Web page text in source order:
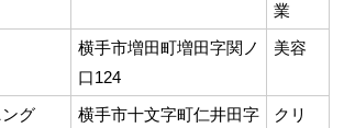
業
横手市増田町増田字関ノ
口124
美容
グ
横手市十文字町仁井田字
クリ